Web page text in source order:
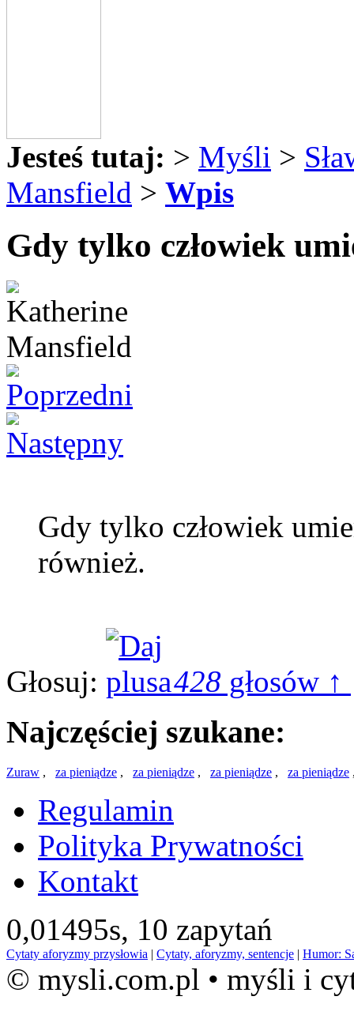
Jesteś tutaj: > Myśli >
Mansfield > Wpis
Gdy tylko człowiek
Gdy tylko człowiek
również.
Głosuj: 428 głosów ↑
Najczęściej szukane:
Zuraw , za pieniądze , za pieniądze , za pieniądze , za pieniądze
Regulamin
Polityka Prywatności
Kontakt
0,01495s, 10 zapytań
Cytaty aforyzmy przysłowia | Cytaty, aforyzmy, sentencje | Humor:
© mysli.com.pl • myśli i